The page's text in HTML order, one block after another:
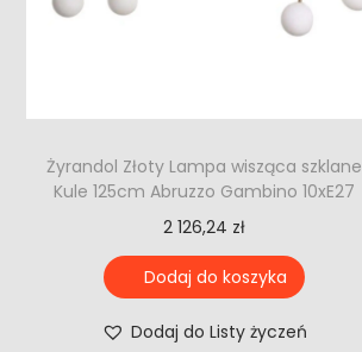
Żyrandol Złoty Lampa wisząca szklane
Kule 125cm Abruzzo Gambino 10xE27
2 126,24 zł
Dodaj do koszyka
Dodaj do Listy życzeń